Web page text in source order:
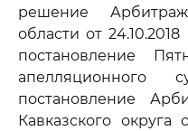
решение
области от
постановление
апелляционного
постановление
Кавказского